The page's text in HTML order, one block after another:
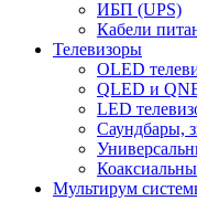
ИБП (UPS)
Кабели
Телевизоры
OLED
QLED и
LED
Саундбары,
Мультирум